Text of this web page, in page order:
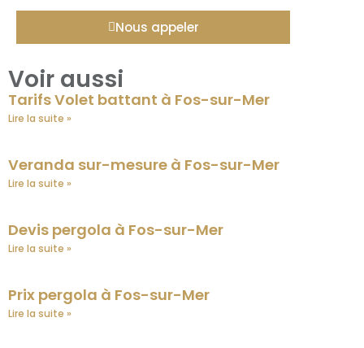
Nous appeler
Voir aussi
Tarifs Volet battant à Fos-sur-Mer
Lire la suite »
Veranda sur-mesure à Fos-sur-Mer
Lire la suite »
Devis pergola à Fos-sur-Mer
Lire la suite »
Prix pergola à Fos-sur-Mer
Lire la suite »